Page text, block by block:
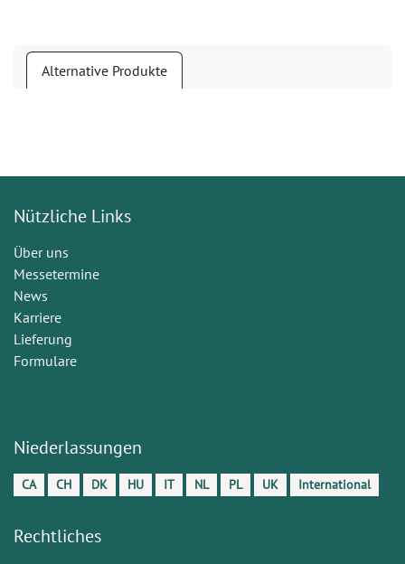
Alternative Produkte
Nützliche Links
Über uns
Messetermine
News
Karriere
Lieferung
Formulare
Niederlassungen
CA CH DK HU IT NL PL UK International
Rechtliches